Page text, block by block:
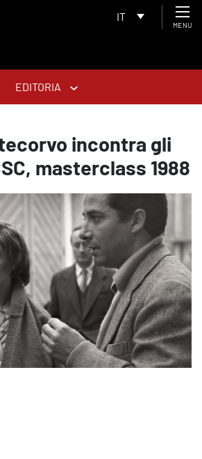
IT
MENU
EDITORIA
incontra gli
masterclass 1988